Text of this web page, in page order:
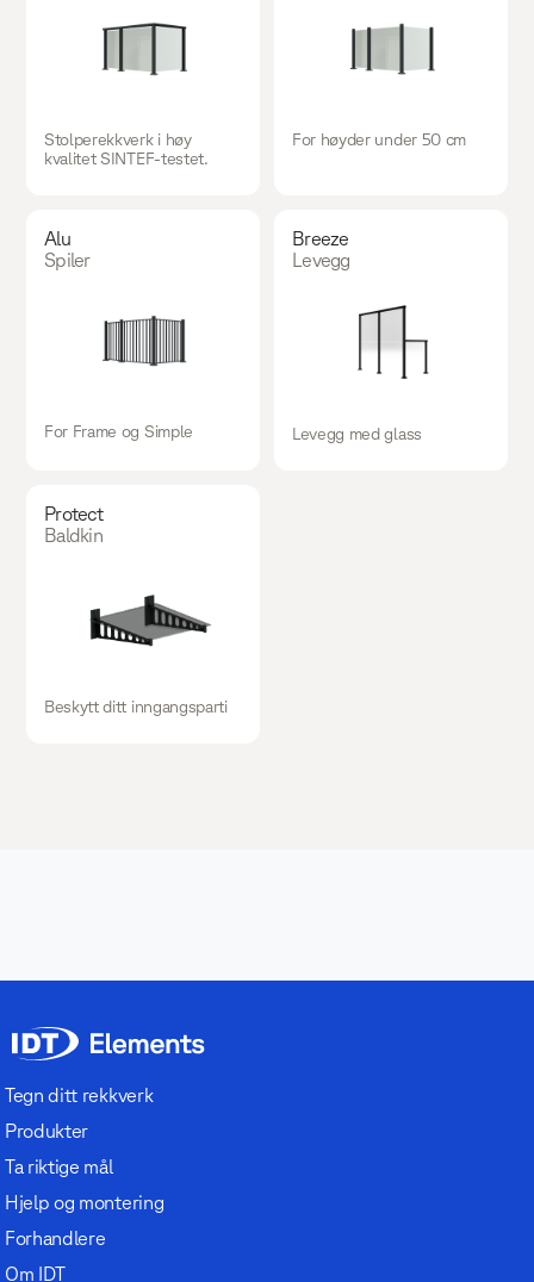
Stolperekkverk i høy
kvalitet SINTEF-testet.
For høyder under 50 cm
Alu
Spiler
For Frame og Simple
Breeze
Levegg
Levegg med glass
Protect
Baldkin
Beskytt ditt inngangsparti
Tegn ditt rekkverk
Produkter
Ta riktige mål
Hjelp og montering
Forhandlere
Om IDT